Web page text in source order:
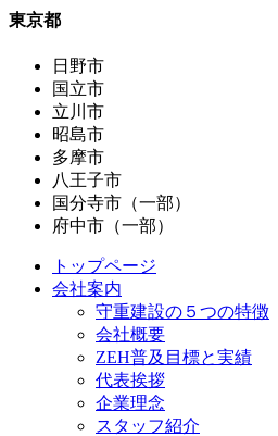
東京都
日野市
国立市
立川市
昭島市
多摩市
八王子市
国分寺市（一部）
府中市（一部）
トップページ
会社案内
守重建設の５つの特徴
会社概要
ZEH普及目標と実績
代表挨拶
企業理念
スタッフ紹介